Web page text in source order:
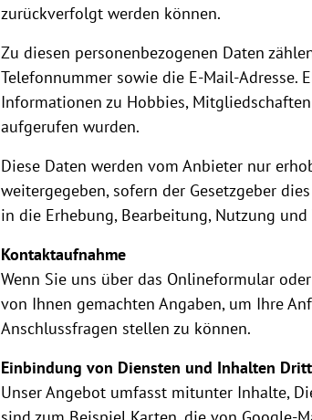
zurückverfolgt werden können.
Zu diesen personenbezogenen Daten
Telefonnummer sowie die E-Mail-Adresse.
Informationen zu Hobbies,
aufgerufen wurden.
Diese Daten werden vom Anbieter nur
weitergegeben, sofern der Gesetzgeber
in die Erhebung, Bearbeitung, Nutzung
Kontaktaufnahme
Wenn Sie uns über das Onlineformular
von Ihnen gemachten Angaben, um Ihre
Anschlussfragen stellen zu können.
Einbindung von Diensten und Inhalten
Unser Angebot umfasst mitunter Inhalte,